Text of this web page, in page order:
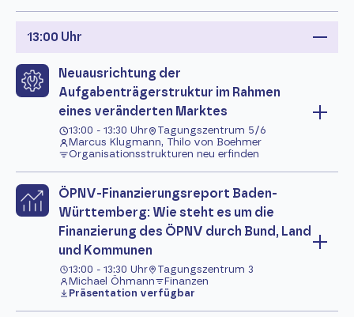
13:00 Uhr
Neuausrichtung der
Aufgabenträgerstruktur im Rahmen
eines veränderten Marktes
13:00 - 13:30 Uhr
Tagungszentrum 5/6
Marcus Klugmann, Thilo von Boehmer
Organisationsstrukturen neu erfinden
ÖPNV-Finanzierungsreport Baden-
Württemberg: Wie steht es um die
Finanzierung des ÖPNV durch Bund, Land
und Kommunen
13:00 - 13:30 Uhr
Tagungszentrum 3
Michael Öhmann
Finanzen
Präsentation verfügbar